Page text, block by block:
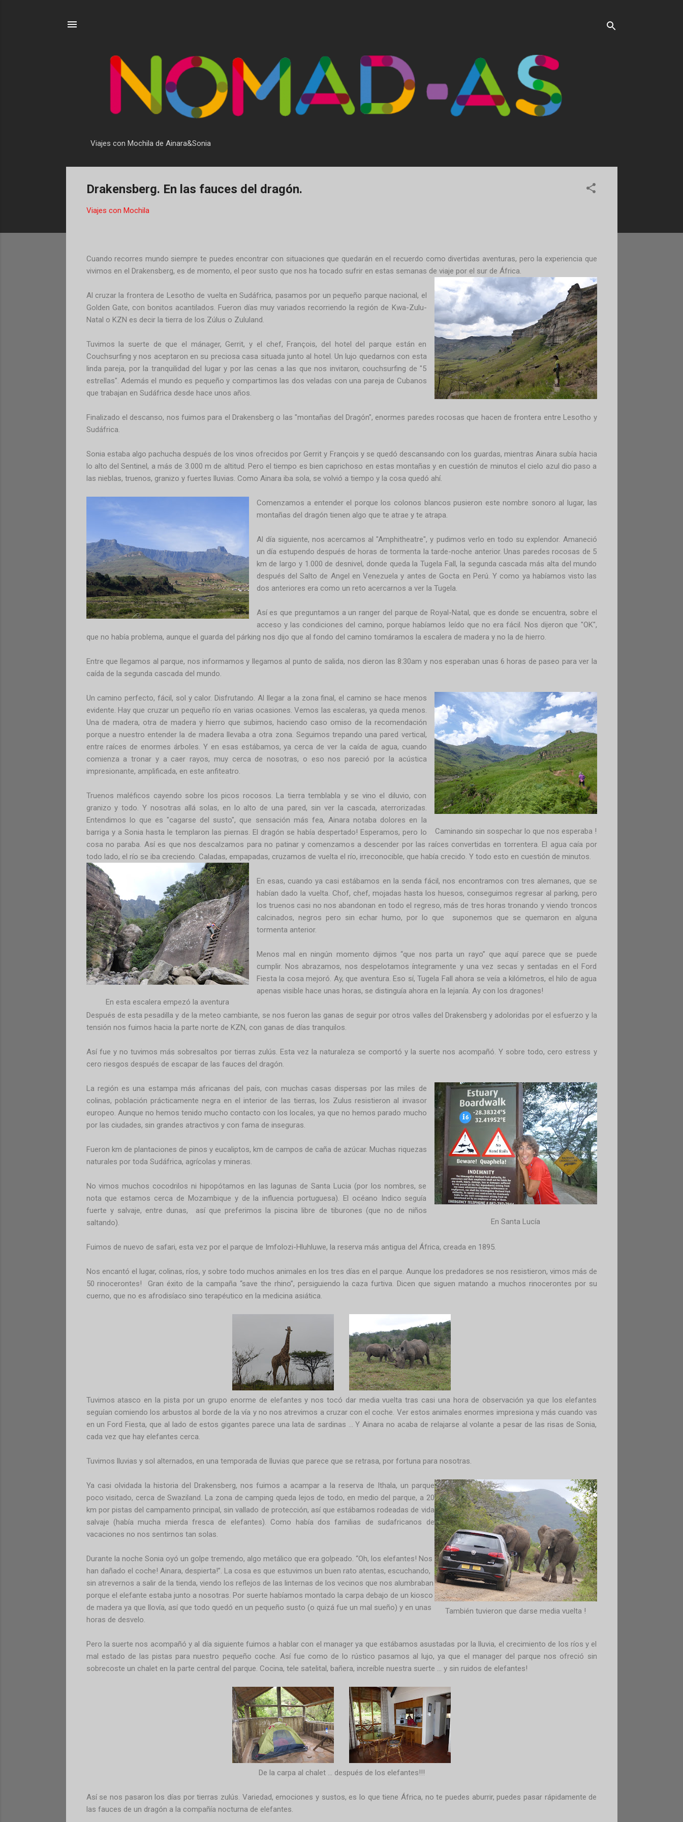
Viajes con Mochila de Ainara&Sonia
Drakensberg. En las fauces del dragón.
Viajes con Mochila
Cuando recorres mundo siempre te puedes encontrar con situaciones que quedarán en el recuerdo como divertidas aventuras, pero la experiencia que
vivimos en el Drakensberg, es de momento, el peor susto que nos ha tocado sufrir en estas semanas de viaje por el sur de África.
Al cruzar la frontera de Lesotho de vuelta en Sudáfrica, pasamos por un pequeño parque nacional, el
Golden Gate, con bonitos acantilados. Fueron días muy variados recorriendo la región de Kwa-Zulu-
Natal o KZN es decir la tierra de los Zúlus o Zululand.
Tuvimos la suerte de que el mánager, Gerrit, y el chef, François, del hotel del parque están en
Couchsurfing y nos aceptaron en su preciosa casa situada junto al hotel. Un lujo quedarnos con esta
linda pareja, por la tranquilidad del lugar y por las cenas a las que nos invitaron, couchsurfing de "5
estrellas". Además el mundo es pequeño y compartimos las dos veladas con una pareja de Cubanos
que trabajan en Sudáfrica desde hace unos años.
Finalizado el descanso, nos fuimos para el Drakensberg o las "montañas del Dragón", enormes paredes rocosas que hacen de frontera entre Lesotho y
Sudáfrica.
Sonia estaba algo pachucha después de los vinos ofrecidos por Gerrit y François y se quedó descansando con los guardas, mientras Ainara subía hacia
lo alto del Sentinel, a más de 3.000 m de altitud. Pero el tiempo es bien caprichoso en estas montañas y en cuestión de minutos el cielo azul dio paso a
las nieblas, truenos, granizo y fuertes lluvias. Como Ainara iba sola, se volvió a tiempo y la cosa quedó ahí.
Comenzamos a entender el porque los colonos blancos pusieron este nombre sonoro al lugar, las
montañas del dragón tienen algo que te atrae y te atrapa.
Al día siguiente, nos acercamos al "Amphitheatre", y pudimos verlo en todo su explendor. Amaneció
un día estupendo después de horas de tormenta la tarde-noche anterior. Unas paredes rocosas de 5
km de largo y 1.000 de desnivel, donde queda la Tugela Fall, la segunda cascada más alta del mundo
después del Salto de Angel en Venezuela y antes de Gocta en Perú. Y como ya habíamos visto las
dos anteriores era como un reto acercarnos a ver la Tugela.
Así es que preguntamos a un ranger del parque de Royal-Natal, que es donde se encuentra, sobre el
acceso y las condiciones del camino, porque habíamos leído que no era fácil. Nos dijeron que "OK",
que no había problema, aunque el guarda del párking nos dijo que al fondo del camino tomáramos la escalera de madera y no la de hierro.
Entre que llegamos al parque, nos informamos y llegamos al punto de salida, nos dieron las 8:30am y nos esperaban unas 6 horas de paseo para ver la
caída de la segunda cascada del mundo.
Caminando sin sospechar lo que nos esperaba !
Un camino perfecto, fácil, sol y calor. Disfrutando. Al llegar a la zona final, el camino se hace menos
evidente. Hay que cruzar un pequeño río en varias ocasiones. Vemos las escaleras, ya queda menos.
Una de madera, otra de madera y hierro que subimos, haciendo caso omiso de la recomendación
porque a nuestro entender la de madera llevaba a otra zona. Seguimos trepando una pared vertical,
entre raíces de enormes árboles. Y en esas estábamos, ya cerca de ver la caída de agua, cuando
comienza a tronar y a caer rayos, muy cerca de nosotras, o eso nos pareció por la acústica
impresionante, amplificada, en este anfiteatro.
Truenos maléficos cayendo sobre los picos rocosos. La tierra temblabla y se vino el diluvio, con
granizo y todo. Y nosotras allá solas, en lo alto de una pared, sin ver la cascada, aterrorizadas.
Entendimos lo que es "cagarse del susto", que sensación más fea, Ainara notaba dolores en la
barriga y a Sonia hasta le templaron las piernas. El dragón se había despertado! Esperamos, pero lo
cosa no paraba. Así es que nos descalzamos para no patinar y comenzamos a descender por las raíces convertidas en torrentera. El agua caía por
todo lado, el río se iba creciendo. Caladas, empapadas, cruzamos de vuelta el río, irreconocible, que había crecido. Y todo esto en cuestión de minutos.
En esta escalera empezó la aventura
En esas, cuando ya casi estábamos en la senda fácil, nos encontramos con tres alemanes, que se
habían dado la vuelta. Chof, chef, mojadas hasta los huesos, conseguimos regresar al parking, pero
los truenos casi no nos abandonan en todo el regreso, más de tres horas tronando y viendo troncos
calcinados, negros pero sin echar humo, por lo que
suponemos que se quemaron en alguna
tormenta anterior.
Menos mal en ningún momento dijimos “que nos parta un rayo” que aquí parece que se puede
cumplir. Nos abrazamos, nos despelotamos íntegramente y una vez secas y sentadas en el Ford
Fiesta la cosa mejoró. Ay, que aventura. Eso sí, Tugela Fall ahora se veía a kilómetros, el hilo de agua
apenas visible hace unas horas, se distinguía ahora en la lejanía. Ay con los dragones!
Después de esta pesadilla y de la meteo cambiante, se nos fueron las ganas de seguir por otros valles del Drakensberg y adoloridas por el esfuerzo y la
tensión nos fuimos hacia la parte norte de KZN, con ganas de días tranquilos.
Así fue y no tuvimos más sobresaltos por tierras zulús. Esta vez la naturaleza se comportó y la suerte nos acompañó. Y sobre todo, cero estress y
cero riesgos después de escapar de las fauces del dragón.
En Santa Lucía
La región es una estampa más africanas del país, con muchas casas dispersas por las miles de
colinas, población prácticamente negra en el interior de las tierras, los Zulus resistieron al invasor
europeo. Aunque no hemos tenido mucho contacto con los locales, ya que no hemos parado mucho
por las ciudades, sin grandes atractivos y con fama de inseguras.
Fueron km de plantaciones de pinos y eucaliptos, km de campos de caña de azúcar. Muchas riquezas
naturales por toda Sudáfrica, agrícolas y mineras.
No vimos muchos cocodrilos ni hipopótamos en las lagunas de Santa Lucia (por los nombres, se
nota que estamos cerca de Mozambique y de la influencia portuguesa). El océano Indico seguía
fuerte y salvaje, entre dunas,
así que preferimos la piscina libre de tiburones (que no de niños
saltando).
Fuimos de nuevo de safari, esta vez por el parque de Imfolozi-Hluhluwe, la reserva más antigua del África, creada en 1895.
Nos encantó el lugar, colinas, ríos, y sobre todo muchos animales en los tres días en el parque. Aunque los predadores se nos resistieron, vimos más de
50 rinocerontes!
Gran éxito de la campaña “save the rhino”, persiguiendo la caza furtiva. Dicen que siguen matando a muchos rinocerontes por su
cuerno, que no es afrodisíaco sino terapéutico en la medicina asiática.
Tuvimos atasco en la pista por un grupo enorme de elefantes y nos tocó dar media vuelta tras casi una hora de observación ya que los elefantes
seguían comiendo los arbustos al borde de la vía y no nos atrevimos a cruzar con el coche. Ver estos animales enormes impresiona y más cuando vas
en un Ford Fiesta, que al lado de estos gigantes parece una lata de sardinas ... Y Ainara no acaba de relajarse al volante a pesar de las risas de Sonia,
cada vez que hay elefantes cerca.
Tuvimos lluvias y sol alternados, en una temporada de lluvias que parece que se retrasa, por fortuna para nosotras.
También tuvieron que darse media vuelta !
Ya casi olvidada la historia del Drakensberg, nos fuimos a acampar a la reserva de Ithala, un parque
poco visitado, cerca de Swaziland. La zona de camping queda lejos de todo, en medio del parque, a 20
km por pistas del campamento principal, sin vallado de protección, así que estábamos rodeadas de vida
salvaje (había mucha mierda fresca de elefantes). Como había dos familias de sudafricanos de
vacaciones no nos sentirnos tan solas.
Durante la noche Sonia oyó un golpe tremendo, algo metálico que era golpeado. “Oh, los elefantes! Nos
han dañado el coche! Ainara, despierta!”. La cosa es que estuvimos un buen rato atentas, escuchando,
sin atrevernos a salir de la tienda, viendo los reflejos de las linternas de los vecinos que nos alumbraban
porque el elefante estaba junto a nosotras. Por suerte habíamos montado la carpa debajo de un kiosco
de madera ya que llovía, así que todo quedó en un pequeño susto (o quizá fue un mal sueño) y en unas
horas de desvelo.
Pero la suerte nos acompañó y al día siguiente fuimos a hablar con el manager ya que estábamos asustadas por la lluvia, el crecimiento de los ríos y el
mal estado de las pistas para nuestro pequeño coche. Así fue como de lo rústico pasamos al lujo, ya que el manager del parque nos ofreció sin
sobrecoste un chalet en la parte central del parque. Cocina, tele satelital, bañera, increíble nuestra suerte ... y sin ruidos de elefantes!
De la carpa al chalet ... después de los elefantes!!!
Así se nos pasaron los días por tierras zulús. Variedad, emociones y sustos, es lo que tiene África, no te puedes aburrir, puedes pasar rápidamente de
las fauces de un dragón a la compañía nocturna de elefantes.